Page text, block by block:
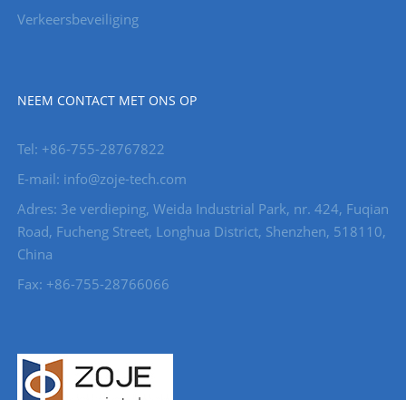
Verkeersbeveiliging
NEEM CONTACT MET ONS OP
Tel: +86-755-28767822
E-mail: info@zoje-tech.com
Adres: 3e verdieping, Weida Industrial Park, nr. 424, Fuqian
Road, Fucheng Street, Longhua District, Shenzhen, 518110,
China
Fax: +86-755-28766066